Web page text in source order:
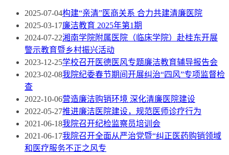
2025-07-04构建“亲清”医商关系 合力共建清廉医院
2025-03-17廉洁教育 2025年第1期
2024-07-22湘南学院附属医院（临床学院）赴桂东开展
警示教育暨乡村振兴活动
2023-12-25学校召开医德医风专题廉洁教育辅导报告会
2023-02-08我院纪委春节期间开展纠治“四风”专项监督检
查
2022-10-06营造廉洁购销环境 深化清廉医院建设
2022-05-27推进廉洁医院建设，规范医师诊疗行为
2021-06-18我院召开纪检监察员培训会
2021-06-17我院召开全面从严治党暨“纠正医药购销领域
和医疗服务不正之风专